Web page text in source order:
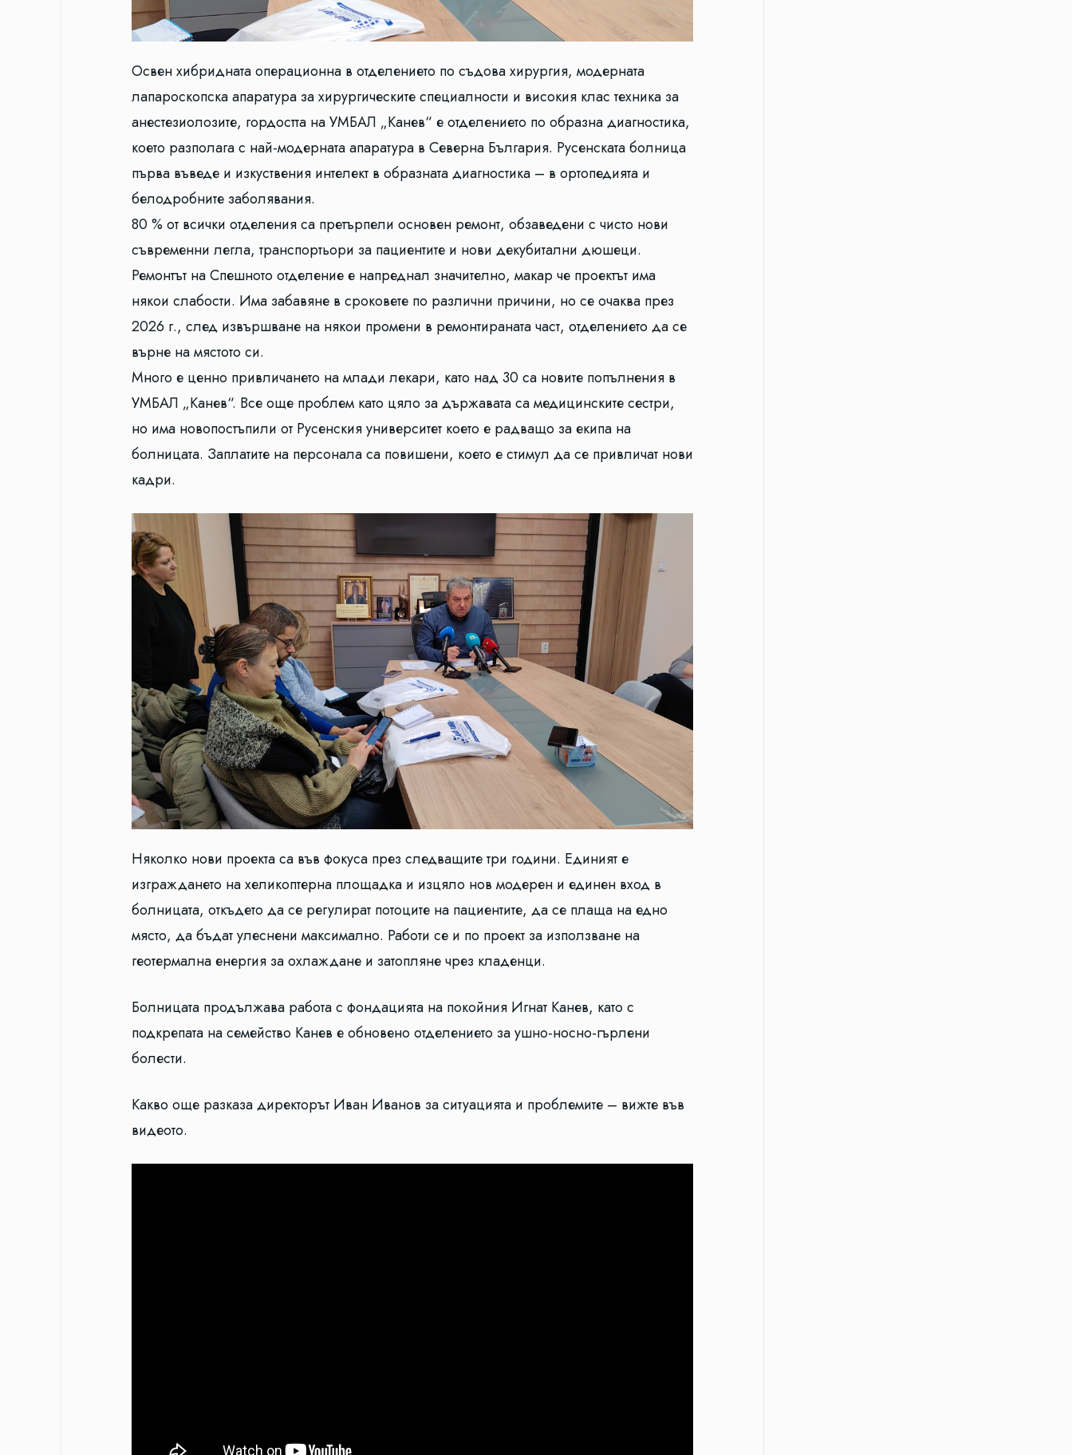
Освен хибридната операционна в отделението по съдова хирургия, модерната
лапароскопска апаратура за хирургическите специалности и високия клас техника за
анестезиолозите, гордостта на УМБАЛ „Канев“ е отделението по образна диагностика,
което разполага с най-модерната апаратура в Северна България. Русенската болница
първа въведе и изкуствения интелект в образната диагностика – в ортопедията и
белодробните заболявания.
80 % от всички отделения са претърпели основен ремонт, обзаведени с чисто нови
съвременни легла, транспортьори за пациентите и нови декубитални дюшеци.
Ремонтът на Спешното отделение е напреднал значително, макар че проектът има
някои слабости. Има забавяне в сроковете по различни причини, но се очаква през
2026 г., след извършване на някои промени в ремонтираната част, отделението да се
върне на мястото си.
Много е ценно привличането на млади лекари, като над 30 са новите попълнения в
УМБАЛ „Канев“. Все още проблем като цяло за държавата са медицинските сестри,
но има новопостъпили от Русенския университет което е радващо за екипа на
болницата. Заплатите на персонала са повишени, което е стимул да се привличат нови
кадри.
Няколко нови проекта са във фокуса през следващите три години. Единият е
изграждането на хеликоптерна площадка и изцяло нов модерен и единен вход в
болницата, откъдето да се регулират потоците на пациентите, да се плаща на едно
място, да бъдат улеснени максимално. Работи се и по проект за използване на
геотермална енергия за охлаждане и затопляне чрез кладенци.
Болницата продължава работа с фондацията на покойния Игнат Канев, като с
подкрепата на семейство Канев е обновено отделението за ушно-носно-гърлени
болести.
Какво още разказа директорът Иван Иванов за ситуацията и проблемите – вижте във
видеото.